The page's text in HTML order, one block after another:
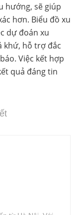
hướng, sẽ giúp
hơn. Biểu đồ xu
dự đoán xu
khứ, hỗ trợ đắc
Việc kết hợp
quả đáng tin